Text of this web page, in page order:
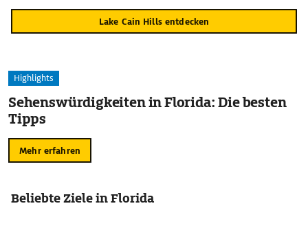
Lake Cain Hills entdecken
Highlights
Sehenswürdigkeiten in Florida: Die besten
Tipps
Mehr erfahren
Beliebte Ziele in Florida